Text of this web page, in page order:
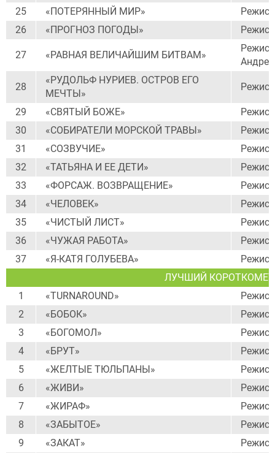
25
«ПОТЕРЯННЫЙ МИР»
26
«ПРОГНОЗ ПОГОДЫ»
27 «РАВНАЯ ВЕЛИЧАЙШИМ БИТВАМ»
28
«РУДОЛЬФ НУРИЕВ. ОСТРОВ ЕГО
МЕЧТЫ»
29 «СВЯТЫЙ БОЖЕ»
30
«СОБИРАТЕЛИ МОРСКОЙ ТРАВЫ»
31
«СОЗВУЧИЕ»
32
«ТАТЬЯНА И ЕЕ ДЕТИ»
33
«ФОРСАЖ. ВОЗВРАЩЕНИЕ»
34
«ЧЕЛОВЕК»
35
«ЧИСТЫЙ ЛИСТ»
36
«ЧУЖАЯ РАБОТА»
37
«Я-КАТЯ ГОЛУБЕВА»
ЛУЧШИЙ
1
«TURNAROUND»
2
«БОБОК»
3
«БОГОМОЛ»
4
«БРУТ»
5
«ЖЕЛТЫЕ ТЮЛЬПАНЫ»
6
«ЖИВИ»
7
«ЖИРАФ»
8
«ЗАБЫТОЕ»
9
«ЗАКАТ»